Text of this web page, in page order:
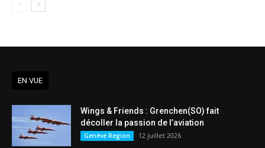
EN VUE
Wings & Friends : Grenchen(SO) fait
décoller la passion de l’aviation
Genève Region 12 juillet 2026